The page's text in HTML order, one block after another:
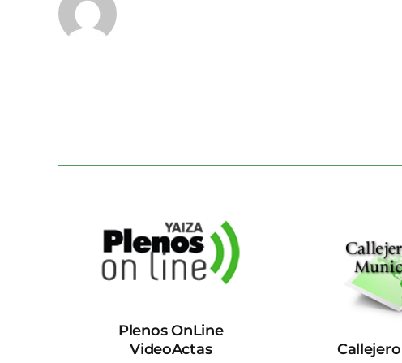
Plenos OnLine
VideoActas